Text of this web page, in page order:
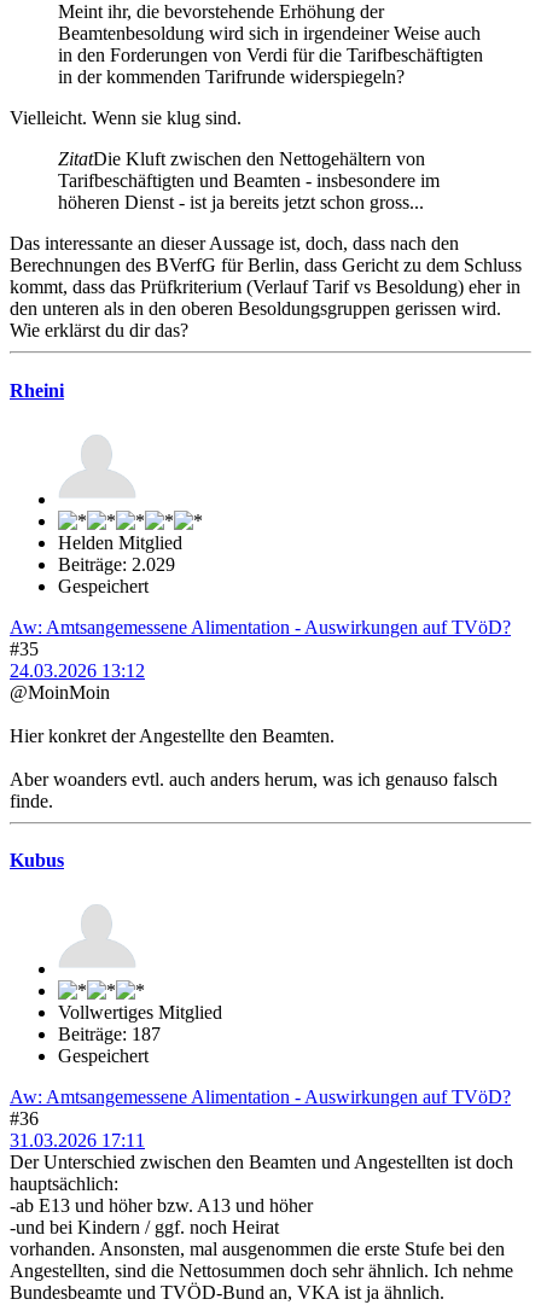
Meint ihr, die bevorstehende Erhöhung der
Beamtenbesoldung wird sich in irgendeiner Weise auch
in den Forderungen von Verdi für die Tarifbeschäftigten
in der kommenden Tarifrunde widerspiegeln?
Vielleicht. Wenn sie klug sind.
ZitatDie Kluft zwischen den Nettogehältern von
Tarifbeschäftigten und Beamten - insbesondere im
höheren Dienst - ist ja bereits jetzt schon gross...
Das interessante an dieser Aussage ist, doch, dass nach den
Berechnungen des BVerfG für Berlin, dass Gericht zu dem Schluss
kommt, dass das Prüfkriterium (Verlauf Tarif vs Besoldung) eher in
den unteren als in den oberen Besoldungsgruppen gerissen wird.
Wie erklärst du dir das?
Rheini
Helden Mitglied
Beiträge: 2.029
Gespeichert
Aw: Amtsangemessene Alimentation - Auswirkungen auf TVöD?
#35
24.03.2026 13:12
@MoinMoin
Hier konkret der Angestellte den Beamten.
Aber woanders evtl. auch anders herum, was ich genauso falsch
finde.
Kubus
Vollwertiges Mitglied
Beiträge: 187
Gespeichert
Aw: Amtsangemessene Alimentation - Auswirkungen auf TVöD?
#36
31.03.2026 17:11
Der Unterschied zwischen den Beamten und Angestellten ist doch
hauptsächlich:
-ab E13 und höher bzw. A13 und höher
-und bei Kindern / ggf. noch Heirat
vorhanden. Ansonsten, mal ausgenommen die erste Stufe bei den
Angestellten, sind die Nettosummen doch sehr ähnlich. Ich nehme
Bundesbeamte und TVÖD-Bund an, VKA ist ja ähnlich.